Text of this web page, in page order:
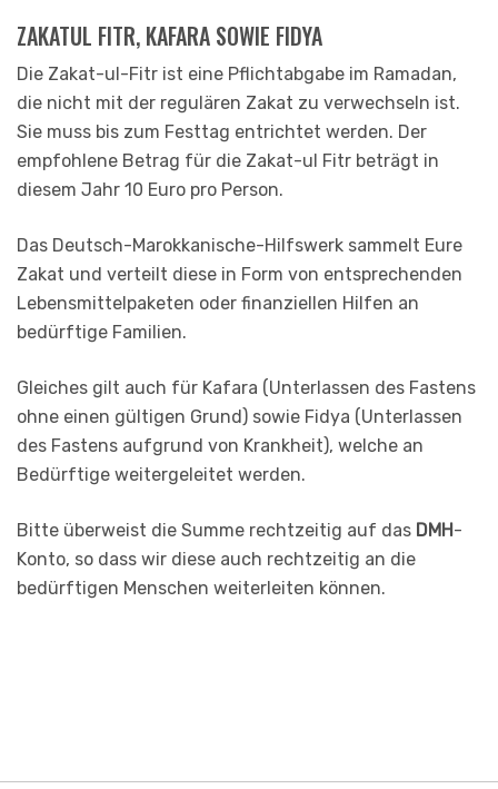
ZAKATUL FITR, KAFARA SOWIE FIDYA
Die Zakat-ul-Fitr ist eine Pflichtabgabe im Ramadan,
die nicht mit der regulären Zakat zu verwechseln ist.
Sie muss bis zum Festtag entrichtet werden. Der
empfohlene Betrag für die Zakat-ul Fitr beträgt in
diesem Jahr 10 Euro pro Person.
Das Deutsch-Marokkanische-Hilfswerk sammelt Eure
Zakat und verteilt diese in Form von entsprechenden
Lebensmittelpaketen oder finanziellen Hilfen an
bedürftige Familien.
Gleiches gilt auch für Kafara (Unterlassen des Fastens
ohne einen gültigen Grund) sowie Fidya (Unterlassen
des Fastens aufgrund von Krankheit), welche an
Bedürftige weitergeleitet werden.
Bitte überweist die Summe rechtzeitig auf das DMH-
Konto, so dass wir diese auch rechtzeitig an die
bedürftigen Menschen weiterleiten können.